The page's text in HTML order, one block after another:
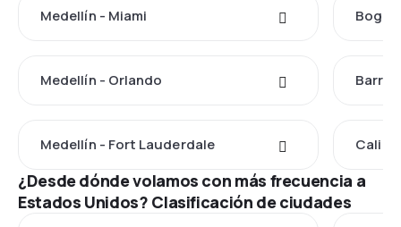
Medellín - Miami
Medellín - Orlando
Medellín - Fort Lauderdale Cali -
¿Desde dónde volamos con más frecuencia a
Estados Unidos? Clasificación de ciudades